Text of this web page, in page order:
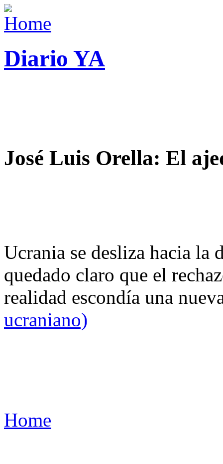
Diario YA
José Luis Orella: El
Ucrania se desliza hacia
quedado claro que el
realidad escondía una
ucraniano)
Home